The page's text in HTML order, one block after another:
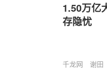
1.50万亿
存隐忧
千龙网 谢田